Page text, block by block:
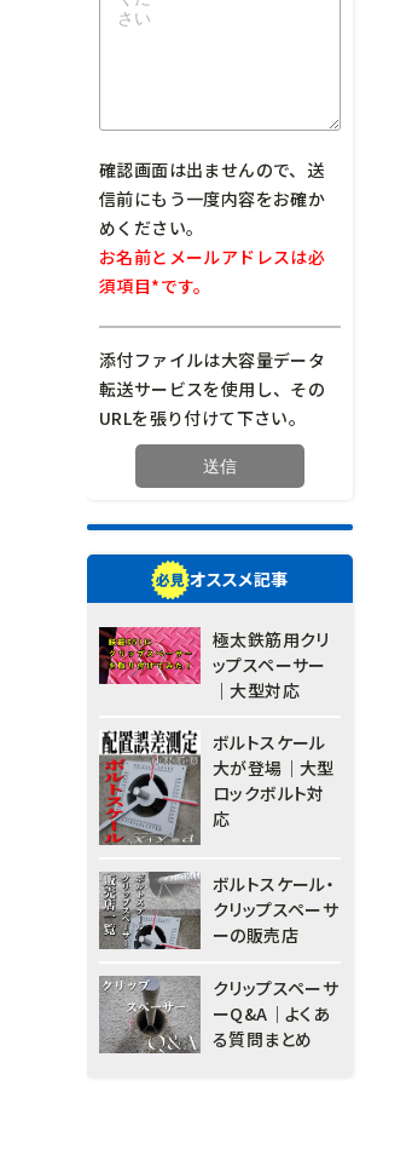
確認画面は出ませんので、送
信前にもう一度内容をお確か
めください。
お名前とメールアドレスは必
須項目*です。
添付ファイルは大容量データ
転送サービスを使用し、その
URLを張り付けて下さい。
オススメ記事
極太鉄筋用クリ
ップスペーサー
｜大型対応
ボルトスケール
大が登場｜大型
ロックボルト対
応
ボルトスケール・
クリップスペーサ
ーの販売店
クリップスペーサ
ーQ&A｜よくあ
る質問まとめ